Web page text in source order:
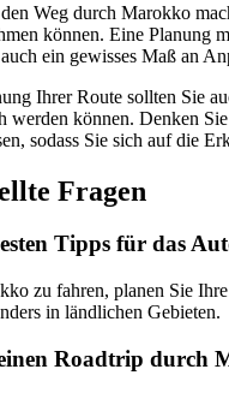
Weg durch Marokko
können. Eine Planung
ein gewisses Maß an
Ihrer Route sollten Sie
werden können. Denken
sodass Sie sich auf die
Fragen
Tipps für das
zu fahren, planen Sie
in ländlichen Gebieten.
Roadtrip durch